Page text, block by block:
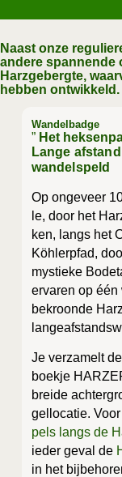
Naast onze
andere spannende
Harzgebergte,
hebben ontwikkeld.
Wandelbadge
”Het
Lange
wandelspeld
Op onge­veer
le, door het
ken, langs het
Köhlerpfad,
mys­tie­ke
erva­ren op
bekroon­de
Je ver­za­melt
boek­je
brei­de
gel­lo­ca­tie.
pels langs de
ieder geval de
in het